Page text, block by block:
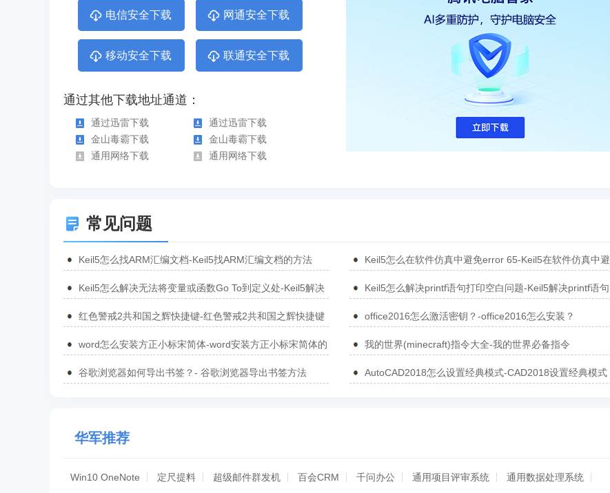
电信安全下载 网通安全下载
移动安全下载 联通安全下载
通过其他下载地址通道：
通过迅雷下载
通过迅雷下载
金山毒霸下载
金山毒霸下载
通用网络下载
通用网络下载
常见问题
Keil5怎么找ARM汇编文档-Keil5找ARM汇编文档的方法
Keil5怎么在软件仿真中避免error 65-Keil5在软件仿真中避
Keil5怎么解决无法将变量或函数Go To到定义处-Keil5解决
Keil5怎么解决printf语句打印空白问题-Keil5解决printf语句
红色警戒2共和国之辉快捷键-红色警戒2共和国之辉快捷键
office2016怎么激活密钥？-office2016怎么安装？
word怎么安装方正小标宋简体-word安装方正小标宋简体的
我的世界(minecraft)指令大全-我的世界必备指令
谷歌浏览器如何导出书签？- 谷歌浏览器导出书签方法
AutoCAD2018怎么设置经典模式-CAD2018设置经典模式
华军推荐
Win10 OneNote 定尺提料 超级邮件群发机 百会CRM 千问办公 通用项目评审系统 通用数据处理系统